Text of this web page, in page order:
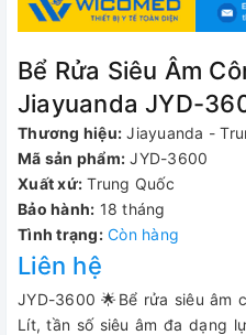
Bể Rửa Siêu Âm
Jiayuanda JYD-
Thương hiệu: Jiayuanda -
Mã sản phẩm: JYD-3600
Xuất xứ: Trung Quốc
Bảo hành: 18 tháng
Tình trạng: Còn hàng
Liên hệ
JYD-3600 🌟Bể rửa siêu âm
Lít, tần số siêu âm đa dạng